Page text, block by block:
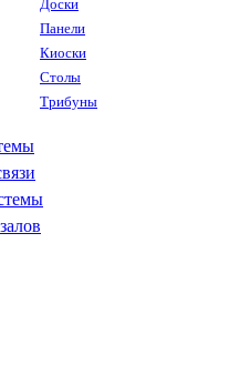
Доски
Панели
Киоски
Столы
Трибуны